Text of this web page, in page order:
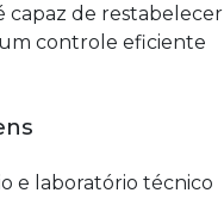
capaz de restabelecer
controle eficiente
e laboratório técnico